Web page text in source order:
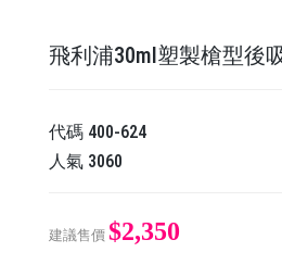
飛利浦30ml塑製槍型後
代碼 400-624
人氣 3060
建議售價 $2,350